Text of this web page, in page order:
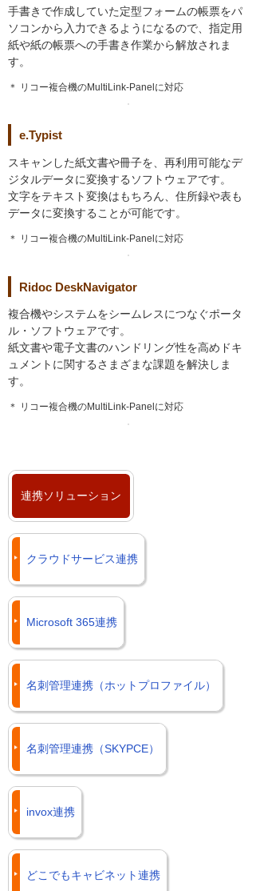
手書きで作成していた定型フォームの帳票をパ
ソコンから入力できるようになるので、指定用
紙や紙の帳票への手書き作業から解放されま
す。
＊ リコー複合機のMultiLink-Panelに対応
e.Typist
スキャンした紙文書や冊子を、再利用可能なデ
ジタルデータに変換するソフトウェアです。
文字をテキスト変換はもちろん、住所録や表も
データに変換することが可能です。
＊ リコー複合機のMultiLink-Panelに対応
Ridoc DeskNavigator
複合機やシステムをシームレスにつなぐポータ
ル・ソフトウェアです。
紙文書や電子文書のハンドリング性を高めドキ
ュメントに関するさまざまな課題を解決しま
す。
＊ リコー複合機のMultiLink-Panelに対応
連携ソリューション
クラウドサービス連携
Microsoft 365連携
名刺管理連携（ホットプロファイル）
名刺管理連携（SKYPCE）
invox連携
どこでもキャビネット連携